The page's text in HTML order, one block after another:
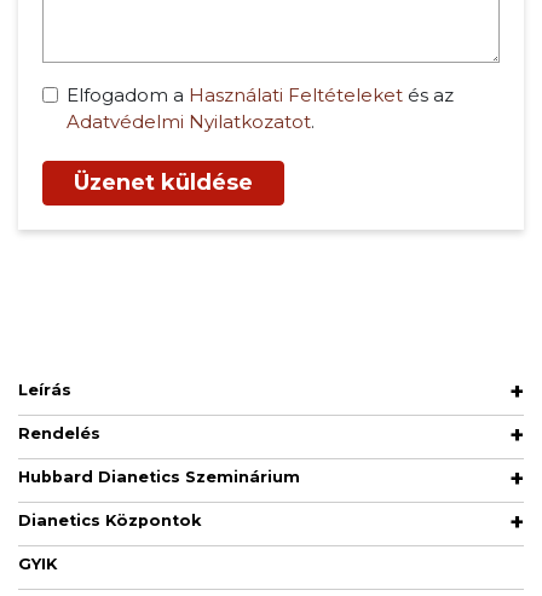
Elfogadom a Használati Feltételeket és az
Adatvédelmi Nyilatkozatot.
Üzenet küldése
Leírás
Rendelés
Hubbard Dianetics Szeminárium
Dianetics Központok
GYIK